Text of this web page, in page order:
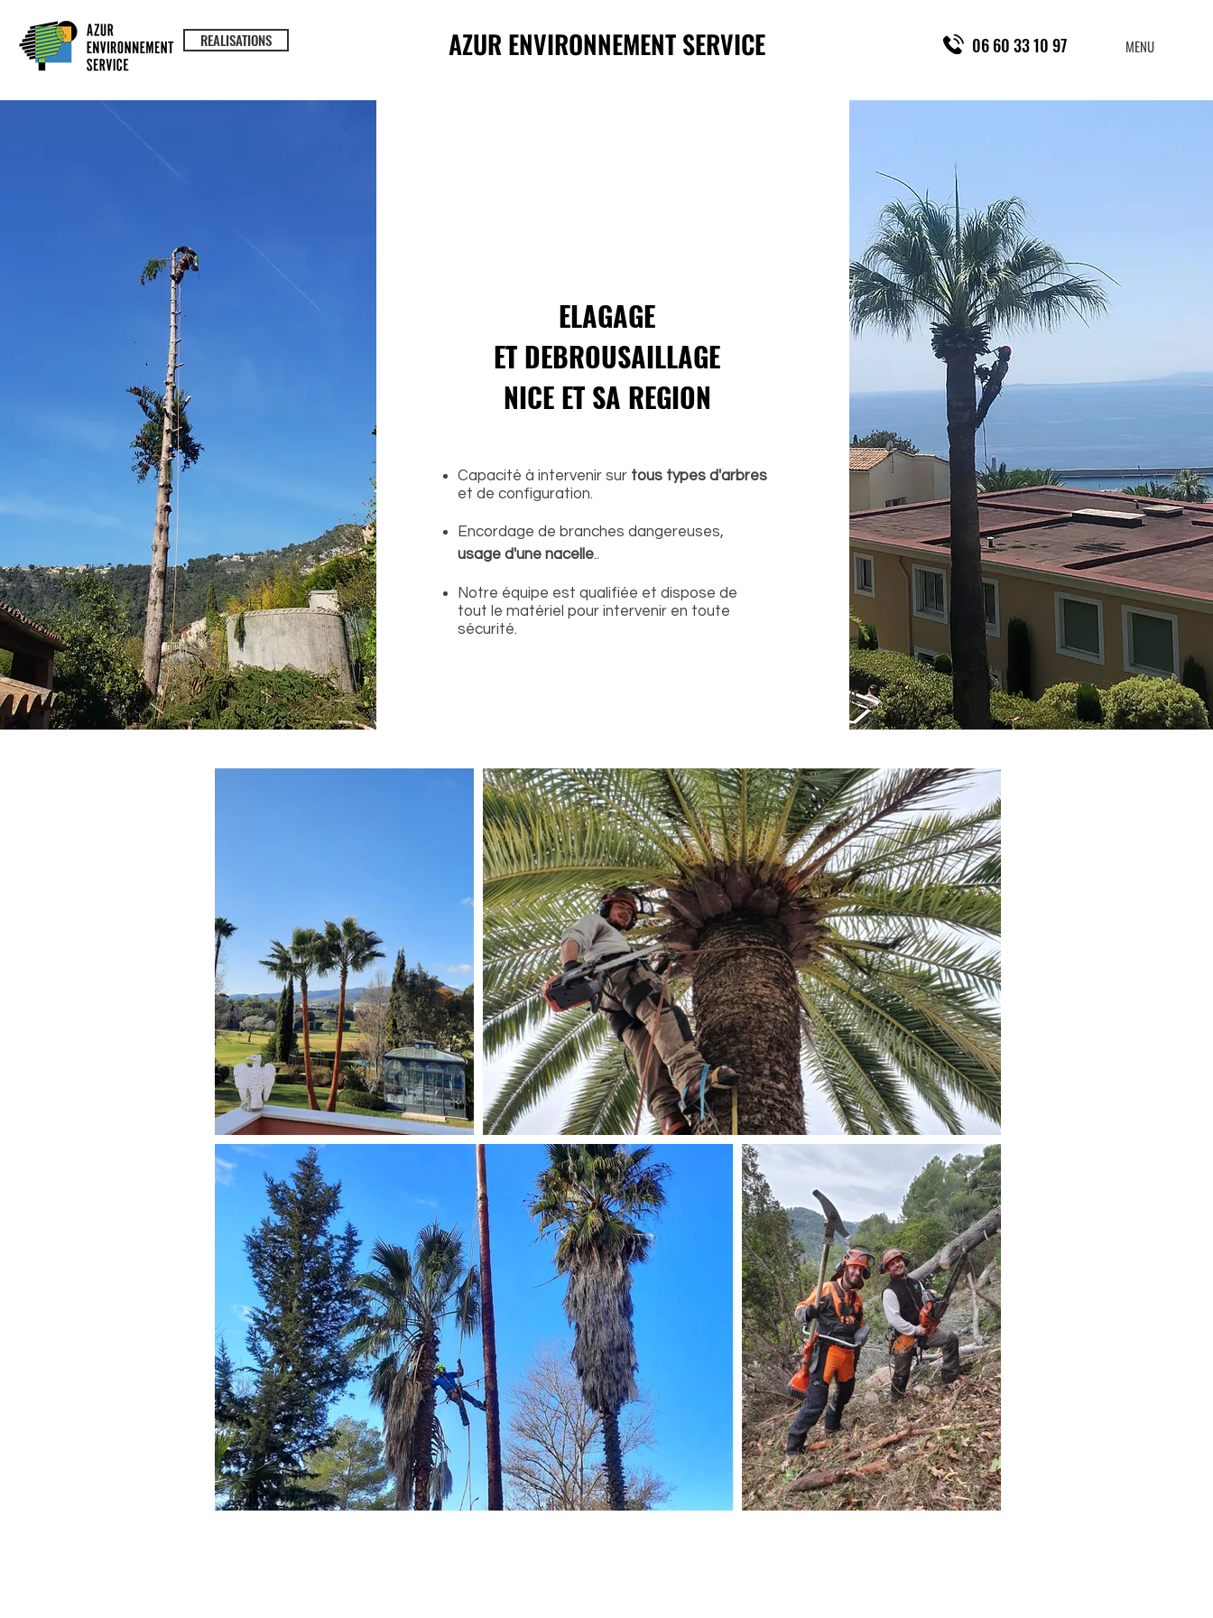
REALISATIONS MENU
06 60 33 10 97
AZUR ENVIRONNEMENT SERVICE
ELAGAGE
ET DEBROUSAILLAGE
NICE ET SA REGION
Capacité à intervenir sur tous types d'arbres
et de configuration.
Encordage de branches dangereuses,
usage d'une nacelle..
Notre équipe est qualifiée et dispose de
tout le matériel pour intervenir en toute
sécurité.